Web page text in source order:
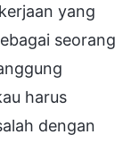
yang
seorang
harus
dengan